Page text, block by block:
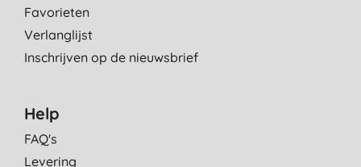
Favorieten
Verlanglijst
Inschrijven op de nieuwsbrief
Help
FAQ's
Levering